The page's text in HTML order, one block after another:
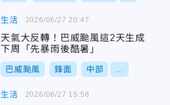
生活
天氣大反轉！巴威颱風這2天生成
下周「先暴雨後酷暑」
巴威颱風 鋒面 中部
2026/06/27 20:47
生活 2026/06/27 15:56